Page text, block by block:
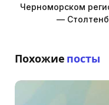
Черноморском
—
Похожие посты